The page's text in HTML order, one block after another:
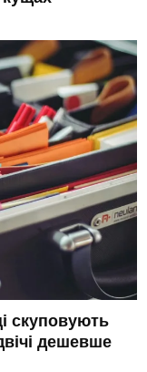
скуповують
дешевше